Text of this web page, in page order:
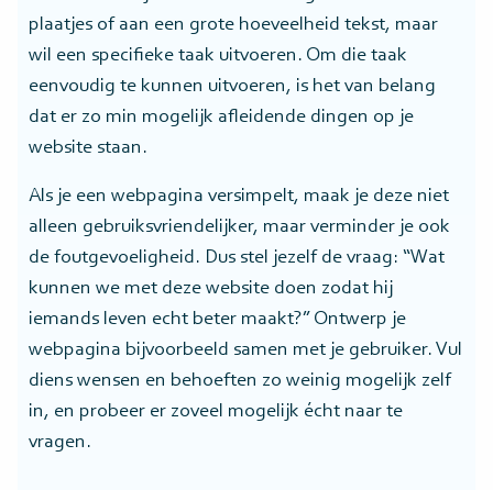
plaatjes of aan een grote hoeveelheid tekst, maar
wil een specifieke taak uitvoeren. Om die taak
eenvoudig te kunnen uitvoeren, is het van belang
dat er zo min mogelijk afleidende dingen op je
website staan.
Als je een webpagina versimpelt, maak je deze niet
alleen gebruiksvriendelijker, maar verminder je ook
de foutgevoeligheid. Dus stel jezelf de vraag: “Wat
kunnen we met deze website doen zodat hij
iemands leven echt beter maakt?” Ontwerp je
webpagina bijvoorbeeld samen met je gebruiker. Vul
diens wensen en behoeften zo weinig mogelijk zelf
in, en probeer er zoveel mogelijk écht naar te
vragen.